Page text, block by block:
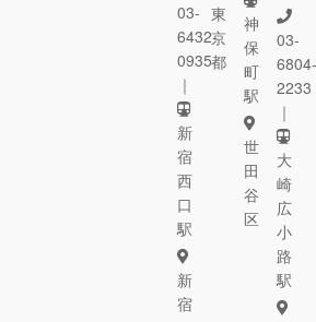
03-
6432-
0935
｜
新
宿
西
口
駅
新
宿
東
京
都
神
保
町
駅
世
田
谷
区
03-
2233
｜
大
崎
広
小
路
駅